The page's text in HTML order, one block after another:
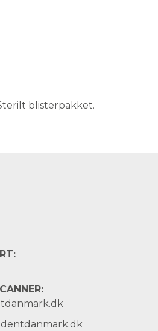
blisterpakket.